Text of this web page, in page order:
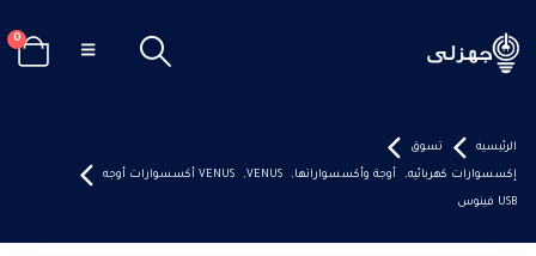
0
الرئيسيه تسوق
إكسسوارات كهربائيه, أوجة وأكسسواراتها,
VENUS
, VENUS أكسسوارات أوجه
USB فينوس